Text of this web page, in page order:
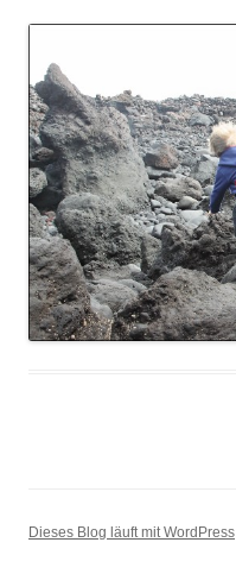
Dieses Blog läuft mit WordPress